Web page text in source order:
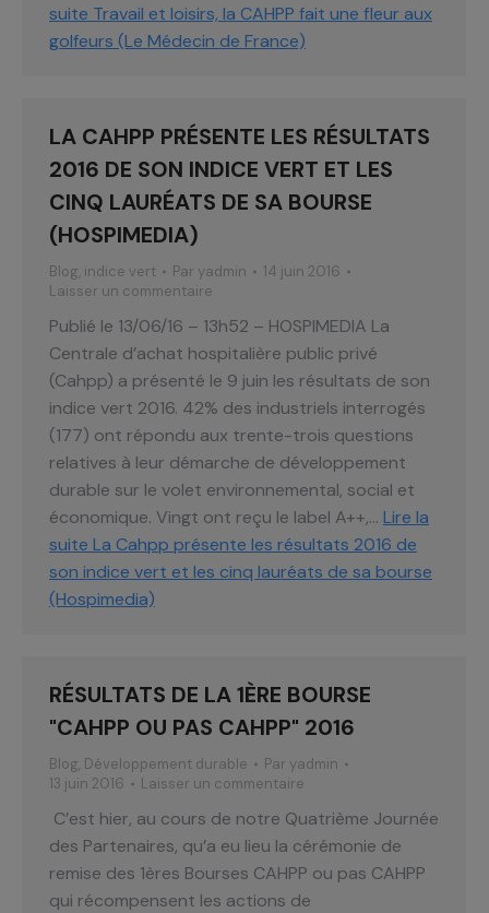
suite Travail et loisirs, la CAHPP fait une fleur aux
golfeurs (Le Médecin de France)
LA CAHPP PRÉSENTE LES RÉSULTATS
2016 DE SON INDICE VERT ET LES
CINQ LAURÉATS DE SA BOURSE
(HOSPIMEDIA)
Blog, indice vert Par yadmin
14 juin 2016
Laisser un commentaire
Publié le 13/06/16 – 13h52 – HOSPIMEDIA La
Centrale d’achat hospitalière public privé
(Cahpp) a présenté le 9 juin les résultats de son
indice vert 2016. 42% des industriels interrogés
(177) ont répondu aux trente-trois questions
relatives à leur démarche de développement
durable sur le volet environnemental, social et
économique. Vingt ont reçu le label A++,… Lire la
suite La Cahpp présente les résultats 2016 de
son indice vert et les cinq lauréats de sa bourse
(Hospimedia)
RÉSULTATS DE LA 1ÈRE BOURSE
"CAHPP OU PAS CAHPP" 2016
Blog, Développement durable Par yadmin
13 juin 2016
Laisser un commentaire
C’est hier, au cours de notre Quatrième Journée
des Partenaires, qu’a eu lieu la cérémonie de
remise des 1ères Bourses CAHPP ou pas CAHPP
qui récompensent les actions de